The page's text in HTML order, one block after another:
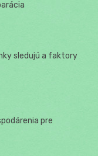
sledujú a faktory
pre